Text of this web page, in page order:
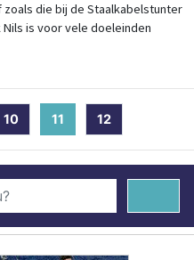
die bij de Staalkabelstunter
is voor vele doeleinden
10 11 (current)
12